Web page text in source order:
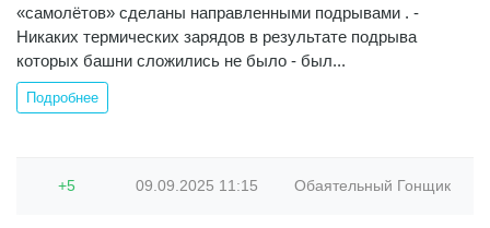
«самолётов» сделаны направленными подрывами . -
Никаких термических зарядов в результате подрыва
которых башни сложились не было - был...
Подробнее
+5 09.09.2025 11:15 Обаятельный Гонщик